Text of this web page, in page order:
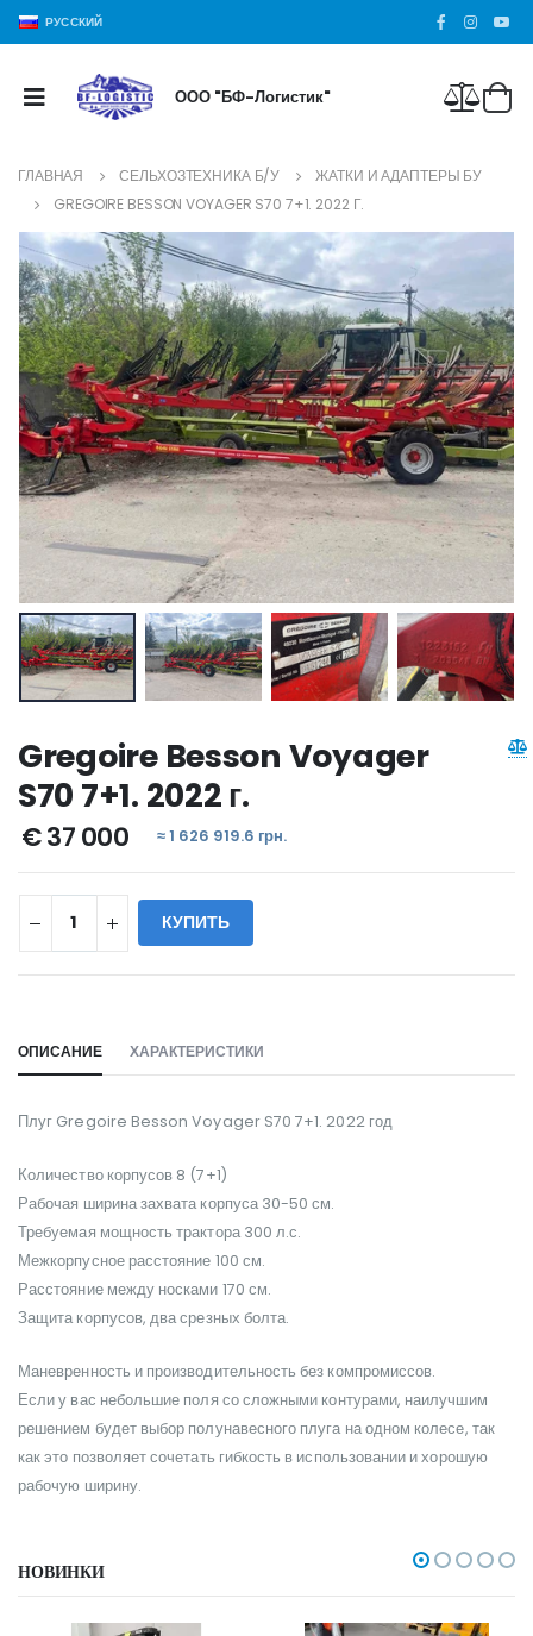
РУССКИЙ
ООО "БФ-Логистик"
ГЛАВНАЯ СЕЛЬХОЗТЕХНИКА Б/У
ЖАТКИ И АДАПТЕРЫ БУ
GREGOIRE BESSON VOYAGER S70 7+1. 2022 Г.
Gregoire Besson Voyager
S70 7+1. 2022 г.
€ 37 000 ≈ 1 626 919.6 грн.
КУПИТЬ
ОПИСАНИЕ ХАРАКТЕРИСТИКИ
Плуг Gregoire Besson Voyager S70 7+1. 2022 год
Количество корпусов 8 (7+1)
Рабочая ширина захвата корпуса 30-50 см.
Требуемая мощность трактора 300 л.с.
Межкорпусное расстояние 100 см.
Расстояние между носками 170 см.
Защита корпусов, два срезных болта.
Маневренность и производительность без компромиссов.
Если у вас небольшие поля со сложными контурами, наилучшим
решением будет выбор полунавесного плуга на одном колесе, так
как это позволяет сочетать гибкость в использовании и хорошую
рабочую ширину.
НОВИНКИ